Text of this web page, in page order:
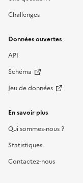
Challenges
Données ouvertes
API
Schéma
Jeu de données
En savoir plus
Qui sommes-nous ?
Statistiques
Contactez-nous